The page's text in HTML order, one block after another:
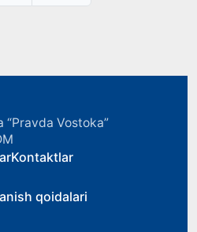
“Pravda Vostoka”
Kontaktlar
qoidalari